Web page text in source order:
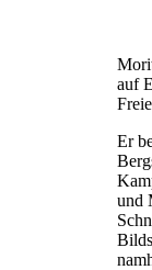
auf
Er
und